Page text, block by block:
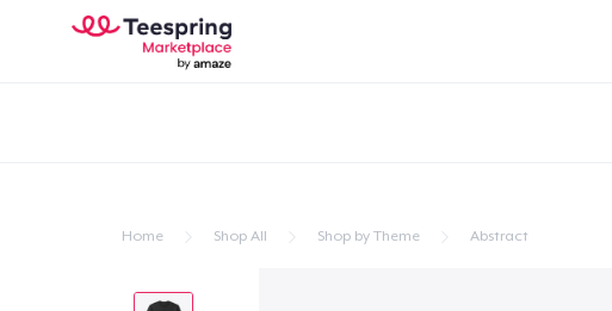
Home Shop All Shop by Theme Abstract